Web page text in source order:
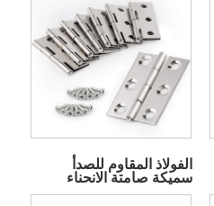
الفولاذ المقاوم للصدأ
سميكة صامتة الانحناء
المفصل